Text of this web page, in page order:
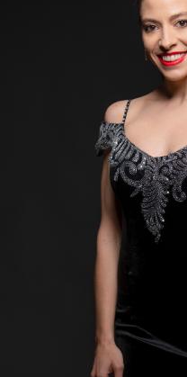
GISELA
CBU:
ALIAS:
Pago
Full Evento ( Sábado
https://
Solo